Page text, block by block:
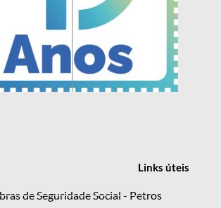
Linksúteis
de Seguridade Social - Petros